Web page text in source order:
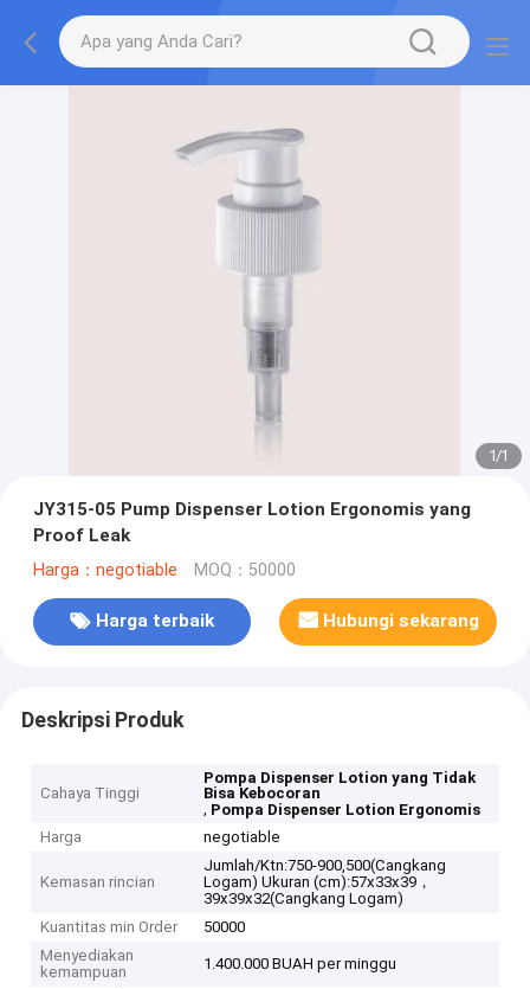
1/1
JY315-05 Pump Dispenser Lotion Ergonomis yang
Proof Leak
Harga：negotiable MOQ：50000
Harga terbaik Hubungi sekarang
Deskripsi Produk
Cahaya Tinggi
Pompa Dispenser Lotion yang Tidak
Bisa Kebocoran
, Pompa Dispenser Lotion Ergonomis
Harga
negotiable
Kemasan rincian
Jumlah/Ktn:750-900,500(Cangkang
Logam) Ukuran (cm):57x33x39，
39x39x32(Cangkang Logam)
Kuantitas min Order
50000
Menyediakan
kemampuan
1.400.000 BUAH per minggu